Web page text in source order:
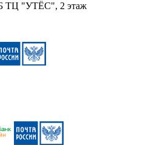
ТЦ "УТЁС", 2 этаж